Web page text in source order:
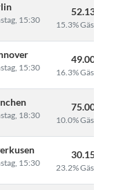
15:30
52.131
15.3% Gäste
15:30
49.000
16.3% Gäste
18:30
75.000
10.0% Gäste
15:30
30.150
23.2% Gäste